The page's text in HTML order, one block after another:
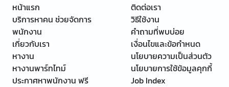
หน้าแรก
บริการหาคน ช่วยจัดการ
พนักงาน
เกี่ยวกับเรา
หางาน
หางานพาร์ทไทม์
ประกาศหาพนักงาน ฟรี
ติดต่อเรา
วิธีใช้งาน
คำถามที่พบบ่อย
เงื่อนไขและข้อกำหนด
นโยบายความเป็นส่วนตัว
นโยบายการใช้ข้อมูลคุกกี้
Job Index